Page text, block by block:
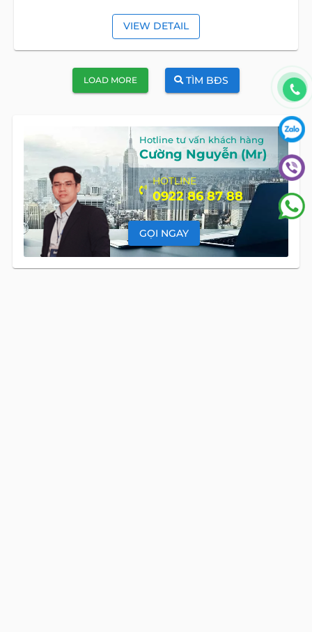
VIEW DETAIL
LOAD MORE TÌM BĐS
Hotline tư vấn khách hàng
Cường Nguyễn (Mr)
HOTLINE
0922 86 87 88
GỌI NGAY